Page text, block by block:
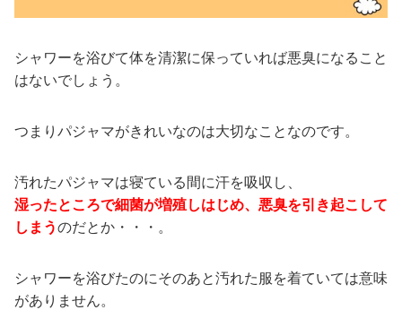
シャワーを浴びて体を清潔に保っていれば悪臭になること
はないでしょう。
つまりパジャマがきれいなのは大切なことなのです。
汚れたパジャマは寝ている間に汗を吸収し、
湿ったところで細菌が増殖しはじめ、悪臭を引き起こして
しまうのだとか・・・。
シャワーを浴びたのにそのあと汚れた服を着ていては意味
がありません。